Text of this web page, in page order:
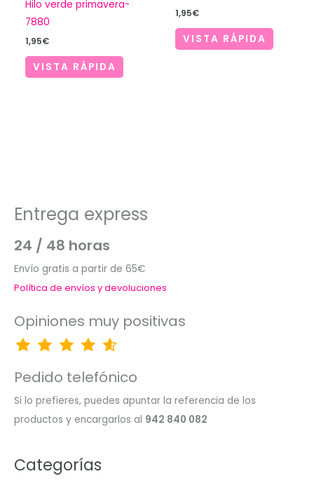
Hilo verde primavera-
7880
1,95€
VISTA RÁPIDA
1,95€
VISTA RÁPIDA
Entrega express
24 / 48 horas
Envío gratis a partir de 65€
Política de envíos y devoluciones
Opiniones muy positivas
Pedido telefónico
Si lo prefieres, puedes apuntar la referencia de los
productos y encargarlos al 942 840 082
Categorías